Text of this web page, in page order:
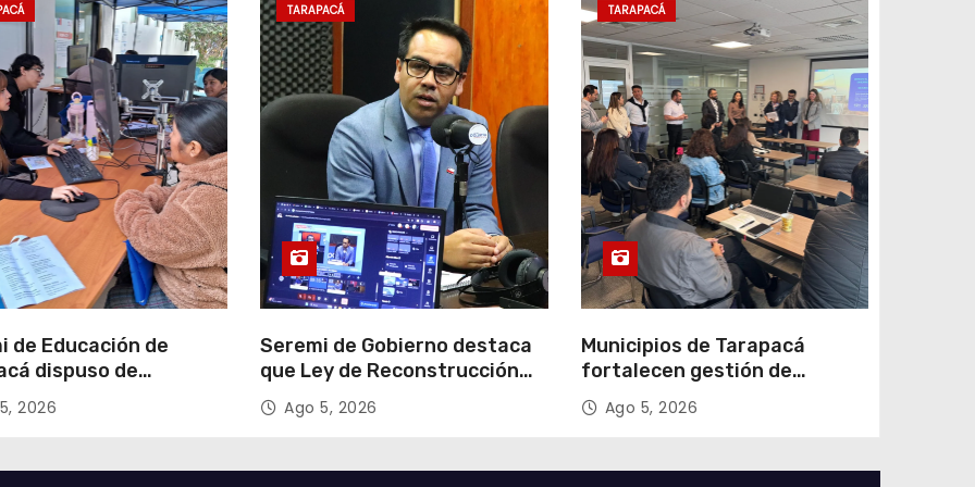
de Educación de
dispuso de
para apoyar
de Admisión Escolar
2026
TARAPACÁ
Seremi de Gobierno destaca
que Ley de Reconstrucción
Nacional impulsará la
inversión y el empleo en
Ago 5, 2026
TARAPACÁ
Municipios de Tarapacá
fortalecen gestión de
subsidios de agua potable en
jornada regional organizada
ANDESS
Ago 5, 2026